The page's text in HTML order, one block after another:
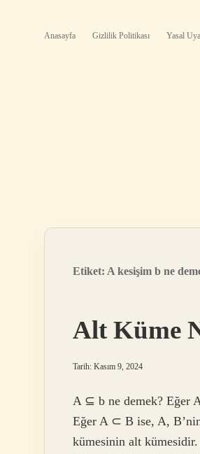
Anasayfa Gizlilik Politikası Yasal
Etiket: A kesişim b ne
Alt Küme
Tarih: Kasım 9, 2024
A ⊆ b ne demek? Eğer
Eğer A ⊂ B ise, A,
kümesinin alt